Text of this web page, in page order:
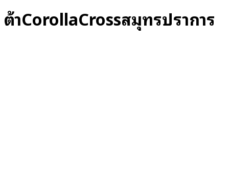
ต้าCorollaCrossสมุทรปราการ